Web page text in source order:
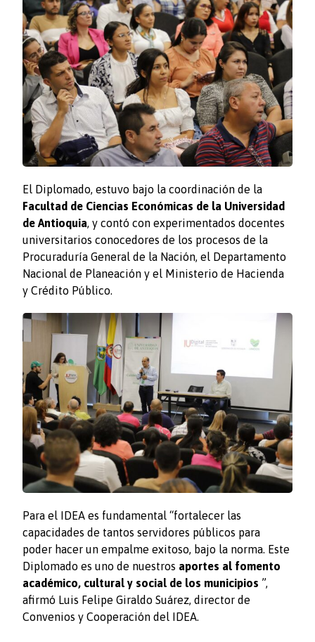
El Diplomado, estuvo bajo la coordinación de la
Facultad de Ciencias Económicas de la Universidad
de Antioquia, y contó con experimentados docentes
universitarios conocedores de los procesos de la
Procuraduría General de la Nación, el Departamento
Nacional de Planeación y el Ministerio de Hacienda
y Crédito Público.
Para el IDEA es fundamental “fortalecer las
capacidades de tantos servidores públicos para
poder hacer un empalme exitoso, bajo la norma. Este
Diplomado es uno de nuestros aportes al fomento
académico, cultural y social de los municipios ”,
afirmó Luis Felipe Giraldo Suárez, director de
Convenios y Cooperación del IDEA.